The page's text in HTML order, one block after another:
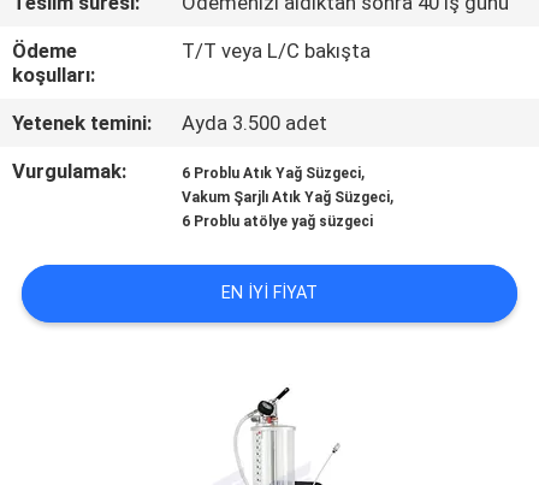
BIZE
ULAŞIN
HABERLER
BIR
TEKLIF
Ödeme
koşulları:
T/T veya L/C bakışta
Yetenek temini:
Ayda 3.500 adet
Vurgulamak:
6 Problu Atık Yağ Süzgeci,
Vakum Şarjlı Atık Yağ Süzgeci,
6 Problu atölye yağ süzgeci
EN IYI FIYAT